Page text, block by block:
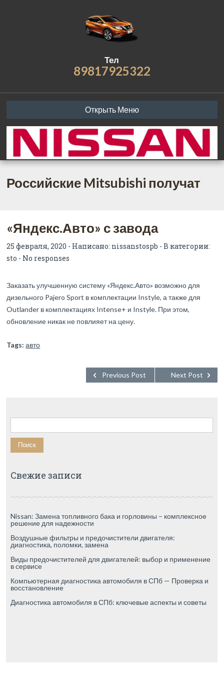
Тел
89817925322
Открыть Меню
Российские Mitsubishi получат
«Яндекс.Авто» с завода
25 февраля, 2020 - Написано: nissanstospb - В категории:
sto - No responses
Заказать улучшенную систему «Яндекс.Авто» возможно для
дизельного Pajero Sport в комплектации Instyle, а также для
Outlander в комплектациях Intense+ и Instyle. При этом,
обновление никак не повлияет на цену.
Tags: авто
Next Post
Previous Post
Найти:
Свежие записи
Nissan: Замена топливного бака и горловины – комплексное
решение для надежности
Воздушные фильтры и предочистители двигателя:
диагностика, поломки, замена
Виды предочистителей для двигателей: выбор и применение
в сервисе
Компьютерная диагностика автомобиля в СПб — Проверка и
восстановление
Диагностика автомобиля в СПб: ключевые аспекты и советы